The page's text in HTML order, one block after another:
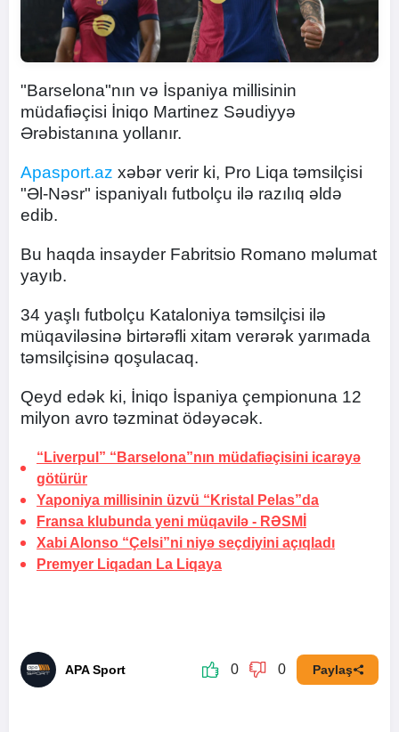
"Barselona"nın və İspaniya millisinin
müdafiəçisi İniqo Martinez Səudiyyə
Ərəbistanına yollanır.
Apasport.az xəbər verir ki, Pro Liqa təmsilçisi
"Əl-Nəsr" ispaniyalı futbolçu ilə razılıq əldə
edib.
Bu haqda insayder Fabritsio Romano məlumat
yayıb.
34 yaşlı futbolçu Kataloniya təmsilçisi ilə
müqaviləsinə birtərəfli xitam verərək yarımada
təmsilçisinə qoşulacaq.
Qeyd edək ki, İniqo İspaniya çempionuna 12
milyon avro təzminat ödəyəcək.
“Liverpul” “Barselona”nın müdafiəçisini icarəyə
götürür
Yaponiya millisinin üzvü “Kristal Pelas”da
Fransa klubunda yeni müqavilə - RƏSMİ
Xabi Alonso “Çelsi”ni niyə seçdiyini açıqladı
Premyer Liqadan La Liqaya
APA Sport 0 0 Paylaş